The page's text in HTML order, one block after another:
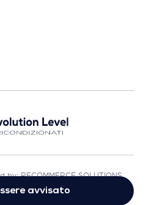
avvisato
RECOMMERCE SOLUTIONS
94250 Gentilly - Francia
riservati